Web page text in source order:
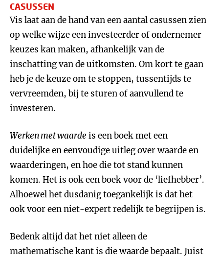
CASUSSEN
Vis laat aan de hand van een aantal casussen zien
op welke wijze een investeerder of ondernemer
keuzes kan maken, afhankelijk van de
inschatting van de uitkomsten. Om kort te gaan
heb je de keuze om te stoppen, tussentijds te
vervreemden, bij te sturen of aanvullend te
investeren.
Werken met waarde is een boek met een
duidelijke en eenvoudige uitleg over waarde en
waarderingen, en hoe die tot stand kunnen
komen. Het is ook een boek voor de ‘liefhebber’.
Alhoewel het dusdanig toegankelijk is dat het
ook voor een niet-expert redelijk te begrijpen is.
Bedenk altijd dat het niet alleen de
mathematische kant is die waarde bepaalt. Juist